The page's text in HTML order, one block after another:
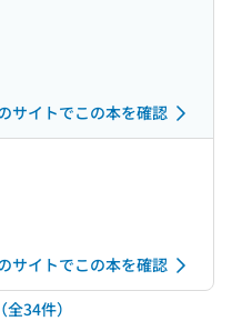
サイトでこの本を確認
サイトでこの本を確認
34件）